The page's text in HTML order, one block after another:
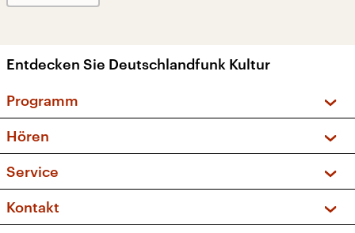
Entdecken Sie Deutschlandfunk Kultur
Programm
Sendungen und Podcasts
Musikliste
Kakadu – Das Kinderprogramm
Hören
Frequenzen (UKW + DAB+)
Service
FAQ
Apps
Kontakt